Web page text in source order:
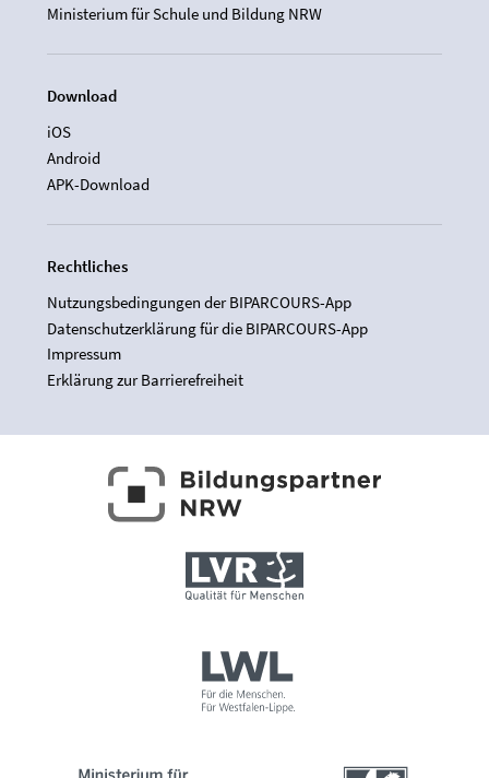
Ministerium für Schule und Bildung NRW
Download
iOS
Android
APK-Download
Rechtliches
Nutzungsbedingungen der BIPARCOURS-App
Datenschutzerklärung für die BIPARCOURS-App
Impressum
Erklärung zur Barrierefreiheit